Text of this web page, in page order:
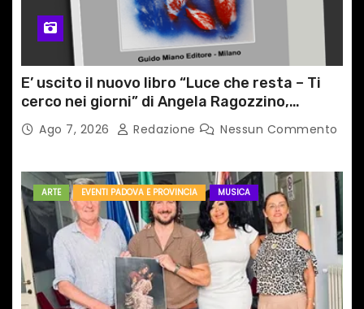
E’ uscito il nuovo libro “Luce che resta – Ti
cerco nei giorni” di Angela Ragozzino,
medico primario di Capua
Ago 7, 2026 Redazione Nessun Commento
ARTE EVENTI PADOVA E PROVINCIA MUSICA